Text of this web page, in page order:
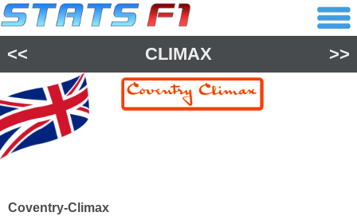
<< CLIMAX >>
Coventry-Climax